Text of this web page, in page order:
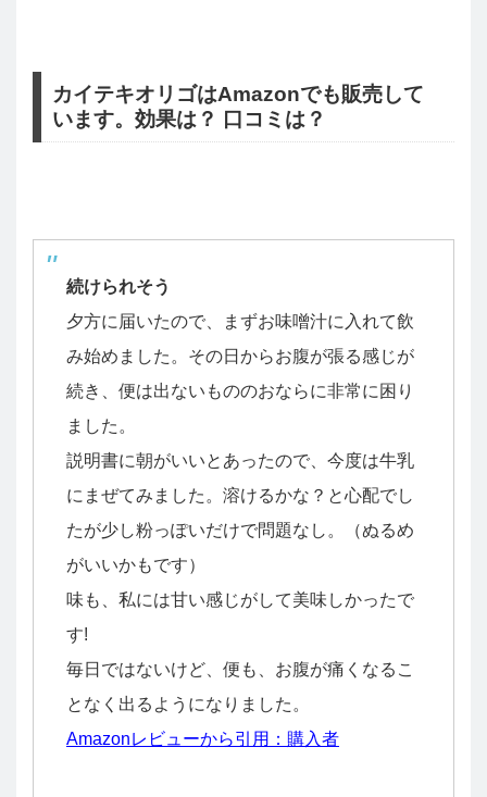
カイテキオリゴはAmazonでも販売して
います。効果は？ 口コミは？
続けられそう
夕方に届いたので、まずお味噌汁に入れて飲
み始めました。その日からお腹が張る感じが
続き、便は出ないもののおならに非常に困り
ました。
説明書に朝がいいとあったので、今度は牛乳
にまぜてみました。溶けるかな？と心配でし
たが少し粉っぽいだけで問題なし。（ぬるめ
がいいかもです）
味も、私には甘い感じがして美味しかったで
す!
毎日ではないけど、便も、お腹が痛くなるこ
となく出るようになりました。
Amazonレビューから引用：購入者